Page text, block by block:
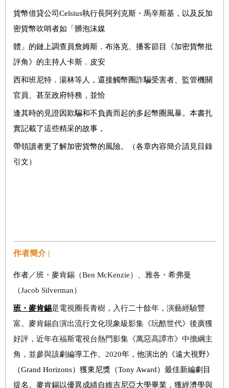
貨幣借貸公司 Celsius執行長阿列克斯・馬辛斯基，以及反加
密貨幣吹哨者如「髒泡沫媒
體」的鏈上調查員詹姆斯．布洛克、播客節目《加密貨幣批
評角》的主持人卡斯．皮安
西和班尼特．湯林等人，還接觸幣圈詐騙受害者、監管機關
官員、甚至政府特務，並恰
逢其時的見證因欺騙和不負責而起的多起幣圈風暴。本書扎
實記載了這些精采的故事，
帶領讀者更了解加密貨幣的風險。（各章內容簡介請見目錄
引文）
作者簡介 |
作者／班・麥肯錫（Ben McKenzie）、雅各・希弗曼
（Jacob Silverman）
班・麥肯錫是電視圈長青樹，入行二十餘年，演藝經驗豐
富。 麥肯錫自演出流行文化現象級影集《玩酷世代》後廣獲
好評，近年在福斯電視台熱門影集《萬惡高譚市》中擔綱主
角，並參與該劇編導工作。 2020年，他演出的《遠大視野》
（Grand Horizons）獲東尼獎（Tony Award）最佳新編劇目
提名。麥肯錫以優異成績自維吉尼亞大學畢業，獲經濟學與